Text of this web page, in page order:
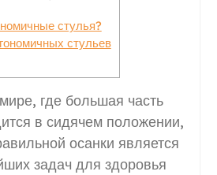
стулья?
стульев
где большая часть
в сидячем положении,
осанки является
задач для здоровья